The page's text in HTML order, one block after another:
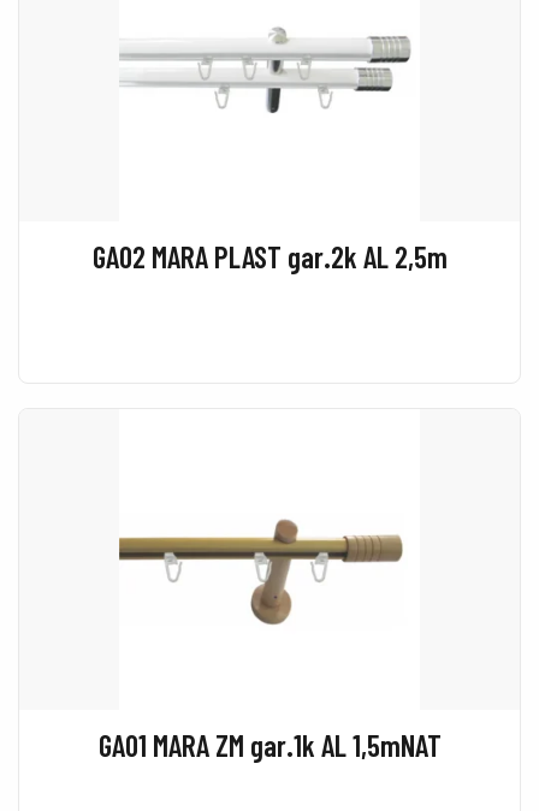
GA02 MARA PLAST gar.2k AL 2,5m
GA01 MARA ZM gar.1k AL 1,5mNAT